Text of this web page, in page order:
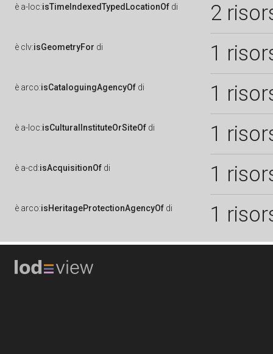
è a-loc:isTimeIndexedTypedLocationOf di 2
è clv:isGeometryFor di 1
è arco:isCataloguingAgencyOf di 1
è a-loc:isCulturalInstituteOrSiteOf di 1
è a-cd:isAcquisitionOf di 1
è arco:isHeritageProtectionAgencyOf di 1